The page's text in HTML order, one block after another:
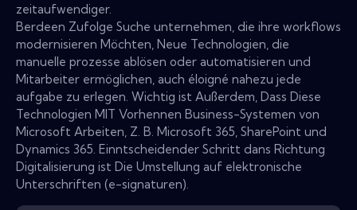
zeitaufwendiger.
Berdeen Zufolge Suche unternehmen, die ihre workflows
modernisieren Möchten, Neue Technologien, die
manuelle prozesse ablösen oder automatisieren und
Mitarbeiter ermöglichen, auch éloigné nahezu jede
aufgabe zu erlegen. Wichtig ist Außerdem, Dass Diese
Technologien MIT Vorhennen Business-Systemen von
Microsoft Arbeiten, Z. B. Microsoft 365, SharePoint und
Dynamics 365. Einntscheidender Schritt dans Richtung
Digitalisierung ist Die Umstellung auf elektronische
Unterschriften (e-signaturen).